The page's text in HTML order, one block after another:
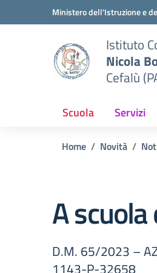
Vai ai contenuti
Vai al menu di navigazione
Ministero dell'Istruzione e
Istituto
Nicola
Cefalù
Scuola Servizi
Home Novità
A
D.M. 65/2023 –
1143-P-32658